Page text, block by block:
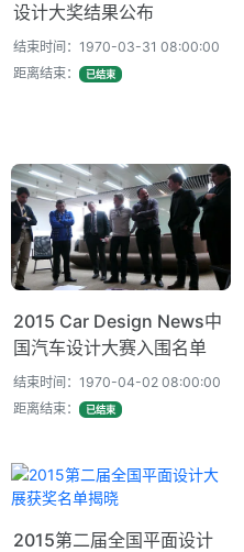
设计大奖结果公布
结束时间：1970-03-31 08:00:00
距离结束：
已结束
2015 Car Design News中
国汽车设计大赛入围名单
结束时间：1970-04-02 08:00:00
距离结束：
已结束
2015第二届全国平面设计